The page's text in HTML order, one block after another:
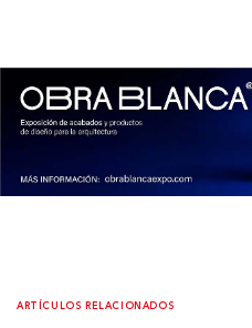
ARTÍCULOS RELACIONADOS